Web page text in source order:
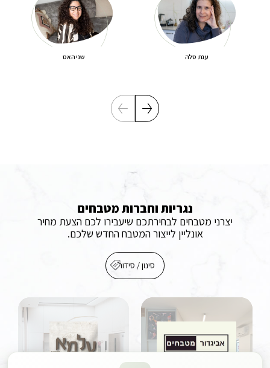
ענת סלה שניהאס
נגריות וחברות מטבחים
יצרני מטבחים לבחירתכם שיעבירו לכם הצעת מחיר
אונליין לייצור המטבח החדש שלכם.
סינון / סידור